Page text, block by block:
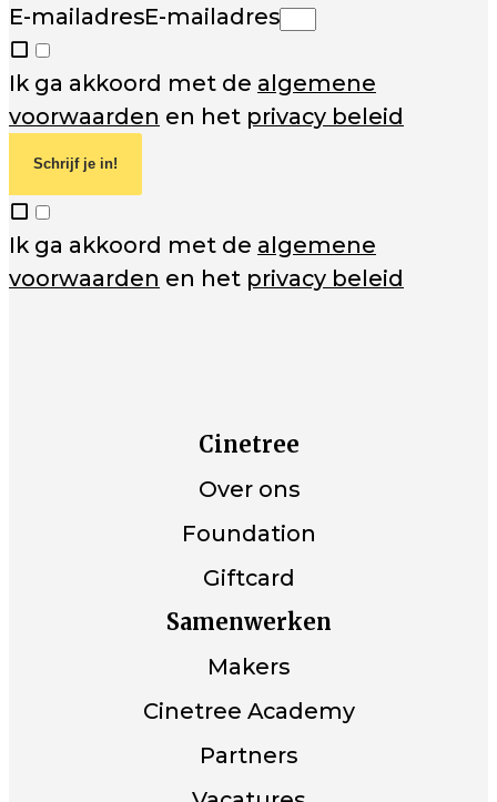
E-mailadresE-mailadres
Ik ga akkoord met de algemene
voorwaarden en het privacy beleid
Schrijf je in!
Ik ga akkoord met de algemene
voorwaarden en het privacy beleid
Cinetree
Over ons
Foundation
Giftcard
Samenwerken
Makers
Cinetree Academy
Partners